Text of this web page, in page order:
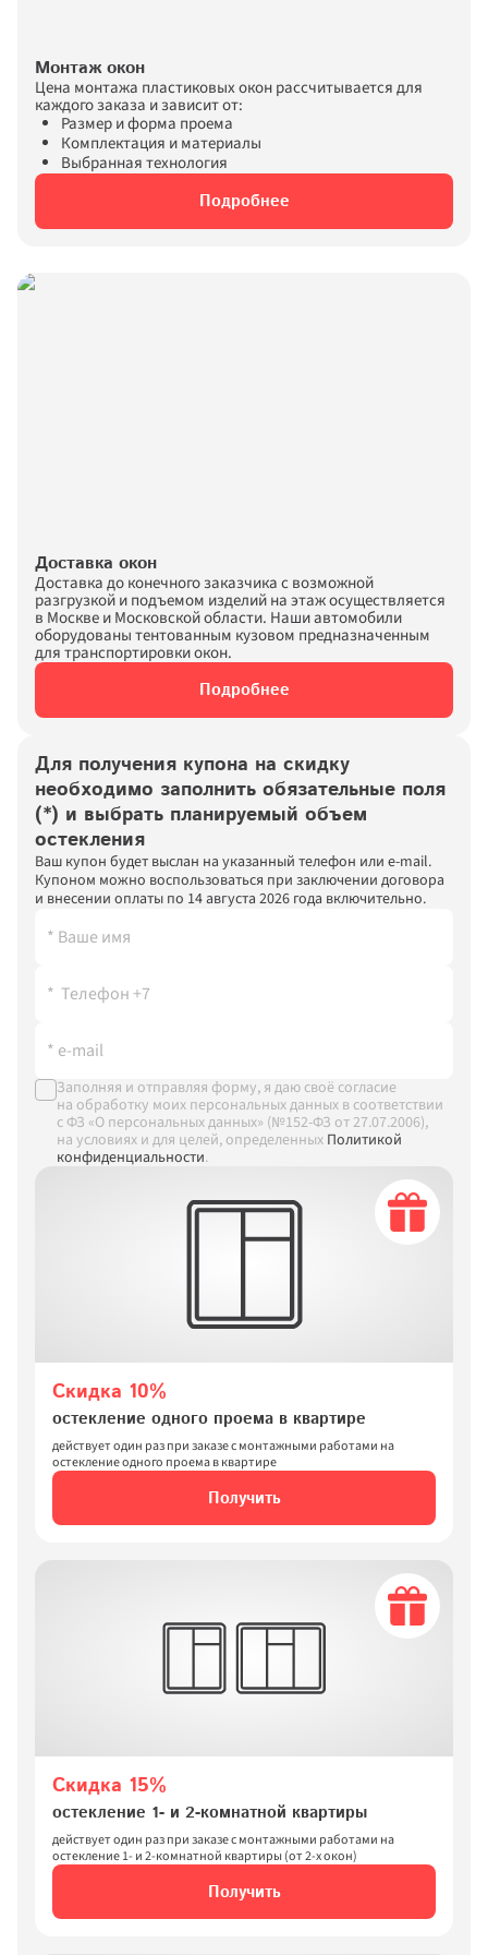
+5%! на новые окна
Спасибо за заявку!
Наш менеджер свяжется с вами
в ближайшее время
Вернуться на сайт
Повторить
Монтаж окон
Цена монтажа пластиковых окон рассчитывается для
каждого заказа и зависит от:
Размер и форма проема
Комплектация и материалы
Выбранная технология
Подробнее
Доставка окон
Доставка до конечного заказчика с возможной
разгрузкой и подъемом изделий на этаж осуществляется
в Москве и Московской области. Наши автомобили
оборудованы тентованным кузовом предназначенным
для транcпортировки окон.
Подробнее
Для получения купона на скидку
необходимо заполнить обязательные поля
(*) и выбрать планируемый объем
остекления
Ваш купон будет выслан на указанный телефон или e-mail.
Купоном можно воспользоваться при заключении договора
и внесении оплаты по 14 августа 2026 года включительно.
Заполняя и отправляя форму, я даю своё согласие
на обработку моих персональных данных в соответствии
с ФЗ «О персональных данных» (№152-ФЗ от 27.07.2006),
на условиях и для целей, определенных Политикой
конфиденциальности.
Скидка 10%
остекление одного проема в квартире
действует один раз при заказе с монтажными работами на
остекление одного проема в квартире
Получить
Скидка 15%
остекление 1- и 2-комнатной квартиры
действует один раз при заказе с монтажными работами на
остекление 1- и 2-комнатной квартиры (от 2-х окон)
Получить